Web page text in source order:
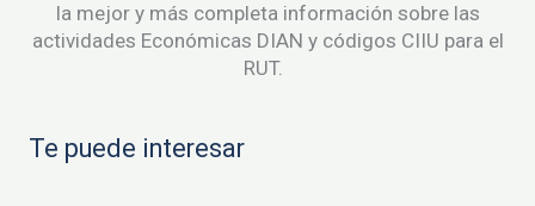
la mejor y más completa información sobre las
actividades Económicas DIAN y códigos CIIU para el
RUT.
Te puede interesar